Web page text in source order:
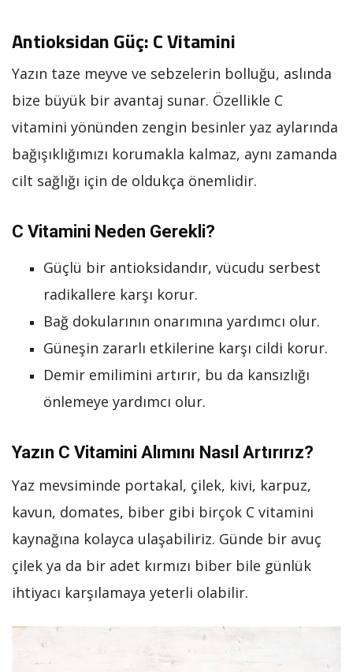
Antioksidan Güç: C Vitamini
Yazın taze meyve ve sebzelerin bolluğu, aslında
bize büyük bir avantaj sunar. Özellikle C
vitamini yönünden zengin besinler yaz aylarında
bağışıklığımızı korumakla kalmaz, aynı zamanda
cilt sağlığı için de oldukça önemlidir.
C Vitamini Neden Gerekli?
Güçlü bir antioksidandır, vücudu serbest
radikallere karşı korur.
Bağ dokularının onarımına yardımcı olur.
Güneşin zararlı etkilerine karşı cildi korur.
Demir emilimini artırır, bu da kansızlığı
önlemeye yardımcı olur.
Yazın C Vitamini Alımını Nasıl Artırırız?
Yaz mevsiminde portakal, çilek, kivi, karpuz,
kavun, domates, biber gibi birçok C vitamini
kaynağına kolayca ulaşabiliriz. Günde bir avuç
çilek ya da bir adet kırmızı biber bile günlük
ihtiyacı karşılamaya yeterli olabilir.